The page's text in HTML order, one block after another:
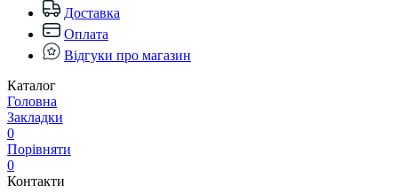
Доставка
Оплата
Відгуки про магазин
Каталог
Головна
Закладки
0
Порівняти
0
Контакти